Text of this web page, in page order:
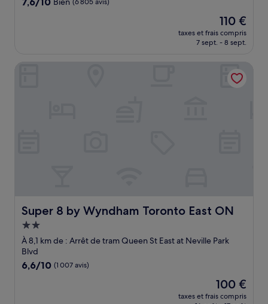
Le
nouveau
prix
de
110 €
110 €
taxes et frais compris
7 sept. - 8 sept.
Super 8 by Wyndham Toronto East ON
Super 8 by Wyndham Toronto East ON
Hébergement
2.0 étoiles
À 8,1 km de : Arrêt de tram Queen St East at Neville Park
Blvd
6.6
6,6/10 (1 007 avis)
Le
nouveau
100 €
taxes et frais compris